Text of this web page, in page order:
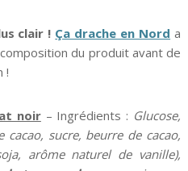
clair ! Ça drache en Nord a
du produit avant de
!
noir– Ingrédients : Glucose,
cacao, sucre, beurre de cacao,
arôme naturel de vanille),